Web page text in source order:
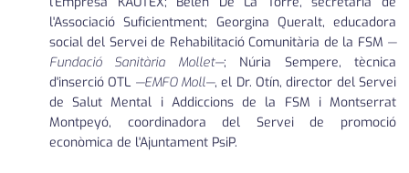
l'Associació Suficientment; Georgina Queralt, educadora
social del Servei de Rehabilitació Comunitària de la FSM —
Fundació Sanitària Mollet—; Núria Sempere, tècnica
d'inserció OTL —EMFO Moll—, el Dr. Otín, director del Servei
de Salut Mental i Addiccions de la FSM i Montserrat
Montpeyó, coordinadora del Servei de promoció
econòmica de l'Ajuntament PsiP.